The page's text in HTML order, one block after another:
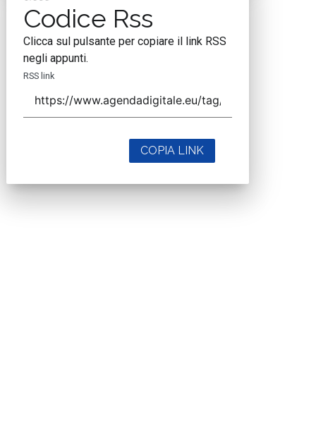
Codice Rss
Clicca sul pulsante per copiare il link RSS
negli appunti.
RSS link
COPIA LINK